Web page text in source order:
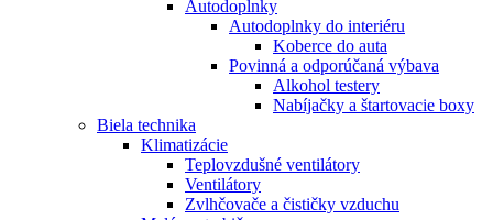
Autodoplnky
Autodoplnky do interiéru
Koberce do auta
Povinná a odporúčaná výbava
Alkohol testery
Nabíjačky a štartovacie boxy
Biela technika
Klimatizácie
Teplovzdušné ventilátory
Ventilátory
Zvlhčovače a čističky vzduchu